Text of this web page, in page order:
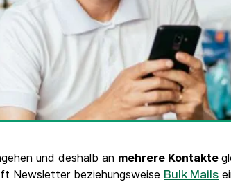
VoIP Phone
und deshalb an mehrere Kontakte
Newsletter beziehungsweise Bulk Mails